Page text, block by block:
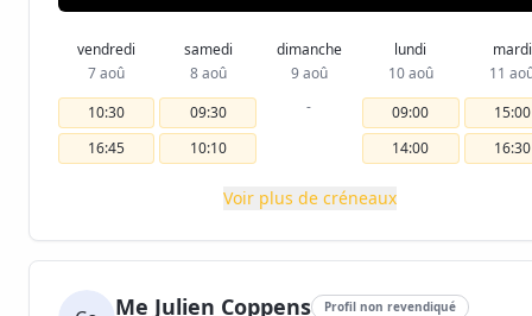
vendredi
7 aoû
10:30
16:45
samedi
8 aoû
09:30
10:10
dimanche
9 aoû
-
lundi
10 aoû
09:00
14:00
mardi
11
15:00
16:30
Voir plus de créneaux
Me Julien Coppens Profil non revendiqué